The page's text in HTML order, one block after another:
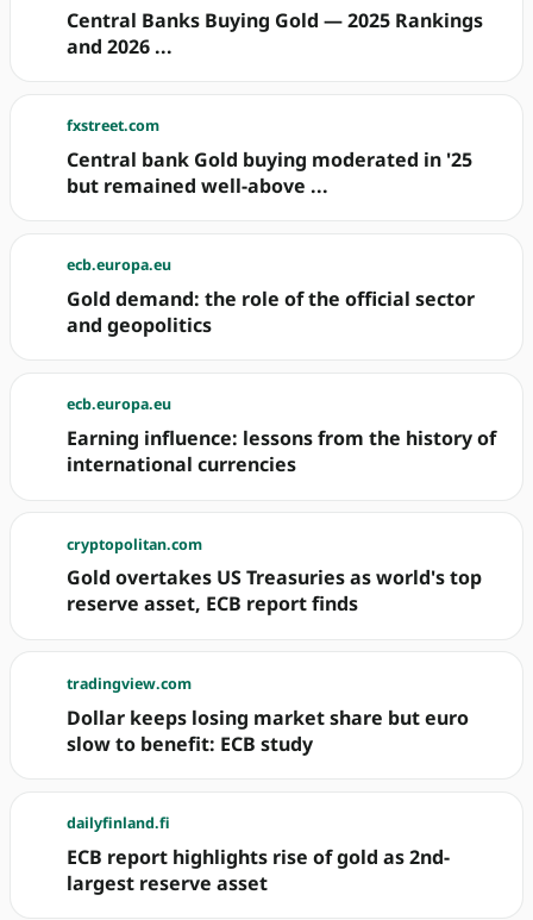
Central Banks Buying Gold — 2025 Rankings
and 2026 ...
fxstreet.com
Central bank Gold buying moderated in '25
but remained well-above ...
ecb.europa.eu
Gold demand: the role of the official sector
and geopolitics
ecb.europa.eu
Earning influence: lessons from the history of
international currencies
cryptopolitan.com
Gold overtakes US Treasuries as world's top
reserve asset, ECB report finds
tradingview.com
Dollar keeps losing market share but euro
slow to benefit: ECB study
dailyfinland.fi
ECB report highlights rise of gold as 2nd-
largest reserve asset